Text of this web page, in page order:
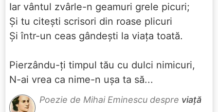
Iar vântul zvârle-n geamuri grele picuri;
Şi tu citeşti scrisori din roase plicuri
Şi într-un ceas gândeşti la viaţa toată.
Pierzându-ţi timpul tău cu dulci nimicuri,
N-ai vrea ca nime-n uşa ta să...
Poezie de Mihai Eminescu despre viață